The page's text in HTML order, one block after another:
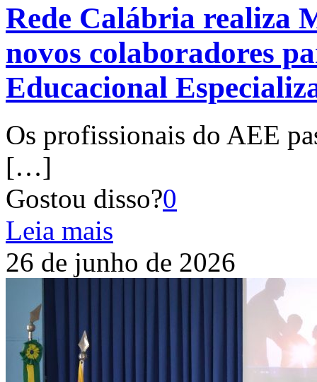
Rede Calábria realiza
novos colaboradores
Educacional
Os profissionais do AEE
[…]
Gostou disso?0
Leia mais
26 de junho de 2026